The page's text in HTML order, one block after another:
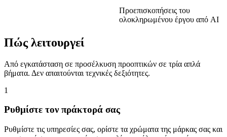
Προεπισκοπήσεις του
ολοκληρωμένου έργου από AI
Πώς λειτουργεί
Από εγκατάσταση σε προσέλκυση προοπτικών σε τρία απλά
βήματα. Δεν απαιτούνται τεχνικές δεξιότητες.
1
Ρυθμίστε τον πράκτορά σας
Ρυθμίστε τις υπηρεσίες σας, ορίστε τα χρώματα της μάρκας σας και